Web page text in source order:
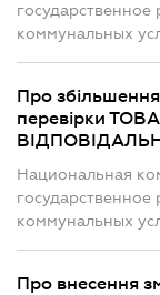
государственное
коммунальных
Про
перевірки
Национальная
государственное
коммунальных
Про внесення